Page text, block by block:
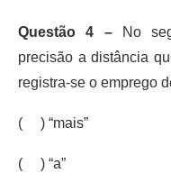
Questão 4 –No
precisão a distância
registra-se o emprego
( ) “mais”
( ) “a”